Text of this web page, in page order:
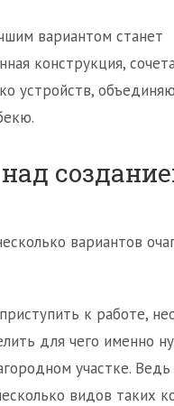
вариантом станет
конструкция,
устройств,
вариантов
к работе,
для чего именно
участке. Ведь
видов таких